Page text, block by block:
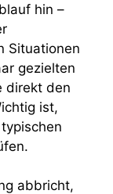
hin –
Situationen
gezielten
direkt den
ist,
abbricht,